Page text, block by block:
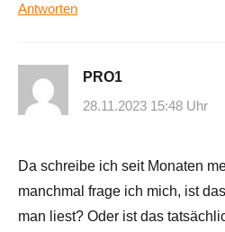
Antworten
PRO1
28.11.2023 15:48 Uhr
Da schreibe ich seit Monaten
manchmal frage ich mich, ist
man liest? Oder ist das